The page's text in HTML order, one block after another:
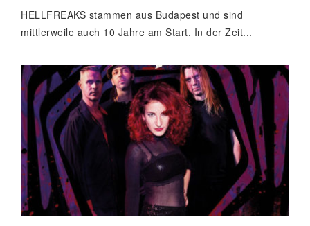
HELLFREAKS stammen aus Budapest und sind
mittlerweile auch 10 Jahre am Start. In der Zeit...